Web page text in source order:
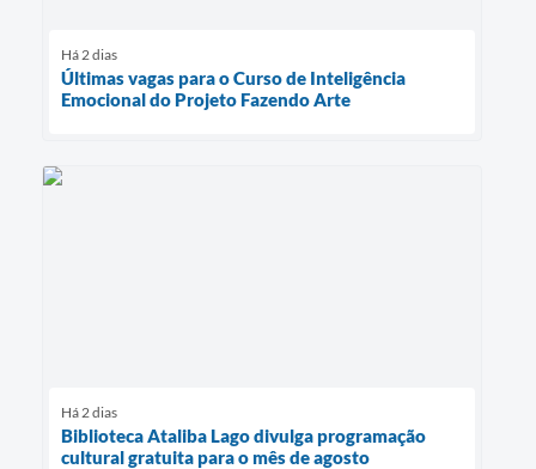
Há 2 dias
Últimas vagas para o Curso de Inteligência
Emocional do Projeto Fazendo Arte
Há 2 dias
Biblioteca Ataliba Lago divulga programação
cultural gratuita para o mês de agosto